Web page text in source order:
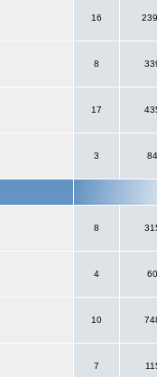
16
8
17
3 84
8
4 60
10
7